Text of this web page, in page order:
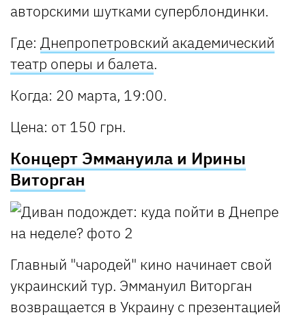
авторскими шутками суперблондинки.
Где: Днепропетровский академический
театр оперы и балета.
Когда: 20 марта, 19:00.
Цена: от 150 грн.
Концерт Эммануила и Ирины
Виторган
Главный "чародей" кино начинает свой
украинский тур. Эммануил Виторган
возвращается в Украину с презентацией